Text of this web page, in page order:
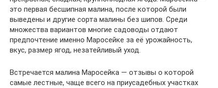
это первая бесшипная малина, после которой были
выведены и другие сорта малины без шипов. Среди
множества вариантов многие садоводы отдают
предпочтение именно Маросейке за её урожайность,
вкус, размер ягод, незатейливый уход.
Встречается малина Маросейка — отзывы о которой
самые лестные, чаще всего на приусадебных участках